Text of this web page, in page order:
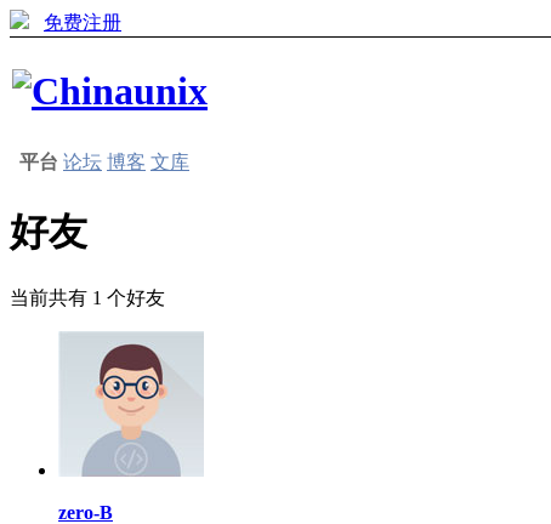
免费注册
平台 论坛 博客 文库
好友
当前共有 1 个好友
zero-B